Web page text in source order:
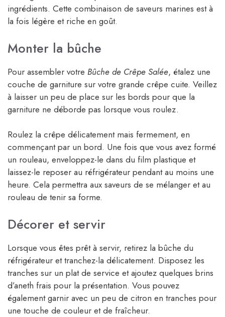
ingrédients. Cette combinaison de saveurs marines est à
la fois légère et riche en goût.
Monter la bûche
Pour assembler votre Bûche de Crêpe Salée, étalez une
couche de garniture sur votre grande crêpe cuite. Veillez
à laisser un peu de place sur les bords pour que la
garniture ne déborde pas lorsque vous roulez.
Roulez la crêpe délicatement mais fermement, en
commençant par un bord. Une fois que vous avez formé
un rouleau, enveloppez-le dans du film plastique et
laissez-le reposer au réfrigérateur pendant au moins une
heure. Cela permettra aux saveurs de se mélanger et au
rouleau de tenir sa forme.
Décorer et servir
Lorsque vous êtes prêt à servir, retirez la bûche du
réfrigérateur et tranchez-la délicatement. Disposez les
tranches sur un plat de service et ajoutez quelques brins
d’aneth frais pour la présentation. Vous pouvez
également garnir avec un peu de citron en tranches pour
une touche de couleur et de fraîcheur.